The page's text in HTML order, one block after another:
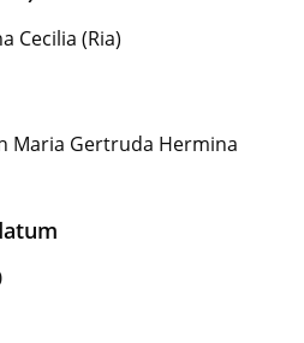
Cecilia (Ria)
Maria Gertruda Hermina